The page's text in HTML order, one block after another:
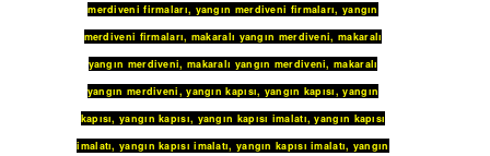
merdiveni firmaları, yangın merdiveni firmaları, yangın
merdiveni firmaları, makaralı yangın merdiveni,makaralı
yangın merdiveni, makaralı yangın merdiveni,makaralı
yangın merdiveni,yangın kapısı, yangın kapısı,yangın
kapısı,yangın kapısı, yangın kapısı imalatı,yangın kapısı
imalatı,yangın kapısı imalatı, yangın kapısı imalatı, yangın